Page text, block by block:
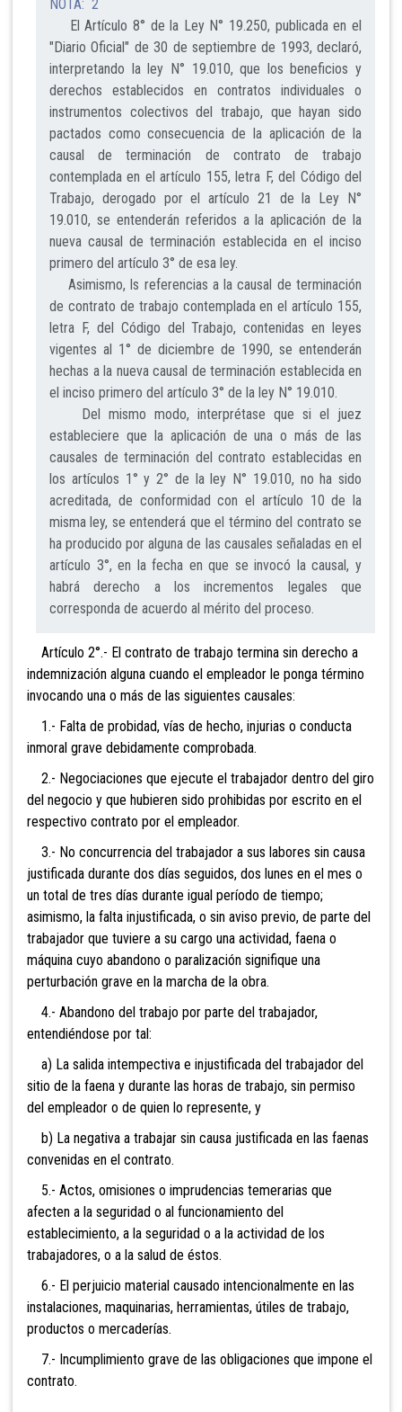
NOTA: 2
El Artículo 8° de la Ley N° 19.250, publicada en el
"Diario Oficial" de 30 de septiembre de 1993, declaró,
interpretando la ley N° 19.010, que los beneficios y
derechos establecidos en contratos individuales o
instrumentos colectivos del trabajo, que hayan sido
pactados como consecuencia de la aplicación de la
causal de terminación de contrato de trabajo
contemplada en el artículo 155, letra F, del Código del
Trabajo, derogado por el artículo 21 de la Ley N°
19.010, se entenderán referidos a la aplicación de la
nueva causal de terminación establecida en el inciso
primero del artículo 3° de esa ley.
Asimismo, ls referencias a la causal de terminación
de contrato de trabajo contemplada en el artículo 155,
letra F, del Código del Trabajo, contenidas en leyes
vigentes al 1° de diciembre de 1990, se entenderán
hechas a la nueva causal de terminación establecida en
el inciso primero del artículo 3° de la ley N° 19.010.
Del mismo modo, interprétase que si el juez
estableciere que la aplicación de una o más de las
causales de terminación del contrato establecidas en
los artículos 1° y 2° de la ley N° 19.010, no ha sido
acreditada, de conformidad con el artículo 10 de la
misma ley, se entenderá que el término del contrato se
ha producido por alguna de las causales señaladas en el
artículo 3°, en la fecha en que se invocó la causal, y
habrá derecho a los incrementos legales que
corresponda de acuerdo al mérito del proceso.
Artículo 2°.- El contrato de trabajo termina sin derecho a
indemnización alguna cuando el empleador le ponga término
invocando una o más de las siguientes causales:
1.- Falta de probidad, vías de hecho, injurias o conducta
inmoral grave debidamente comprobada.
2.- Negociaciones que ejecute el trabajador dentro del giro
del negocio y que hubieren sido prohibidas por escrito en el
respectivo contrato por el empleador.
3.- No concurrencia del trabajador a sus labores sin causa
justificada durante dos días seguidos, dos lunes en el mes o
un total de tres días durante igual período de tiempo;
asimismo, la falta injustificada, o sin aviso previo, de parte del
trabajador que tuviere a su cargo una actividad, faena o
máquina cuyo abandono o paralización signifique una
perturbación grave en la marcha de la obra.
4.- Abandono del trabajo por parte del trabajador,
entendiéndose por tal:
a) La salida intempectiva e injustificada del trabajador del
sitio de la faena y durante las horas de trabajo, sin permiso
del empleador o de quien lo represente, y
b) La negativa a trabajar sin causa justificada en las faenas
convenidas en el contrato.
5.- Actos, omisiones o imprudencias temerarias que
afecten a la seguridad o al funcionamiento del
establecimiento, a la seguridad o a la actividad de los
trabajadores, o a la salud de éstos.
6.- El perjuicio material causado intencionalmente en las
instalaciones, maquinarias, herramientas, útiles de trabajo,
productos o mercaderías.
7.- Incumplimiento grave de las obligaciones que impone el
contrato.